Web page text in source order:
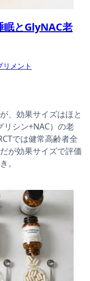
眠とGlyNAC老
リメント
、効果サイズはほと
リシン+NAC）の老
では健常高齢者全
が効果サイズで評価
。